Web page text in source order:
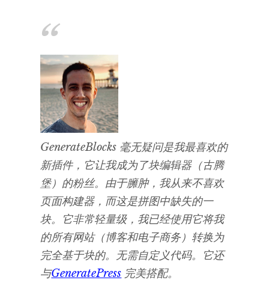
GenerateBlocks 毫无疑问是我最喜欢的
新插件，它让我成为了块编辑器（古腾
堡）的粉丝。由于臃肿，我从来不喜欢
页面构建器，而这是拼图中缺失的一
块。它非常轻量级，我已经使用它将我
的所有网站（博客和电子商务）转换为
完全基于块的。无需自定义代码。它还
与GeneratePress 完美搭配。